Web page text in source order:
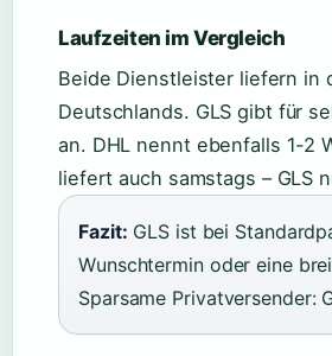
Laufzeiten im Vergleich
Beide Dienstleister liefern in
Deutschlands. GLS gibt für
an. DHL nennt ebenfalls 1-2
liefert auch samstags – GLS
Fazit: GLS ist bei
Wunschtermin oder eine
Sparsame Privatversender: